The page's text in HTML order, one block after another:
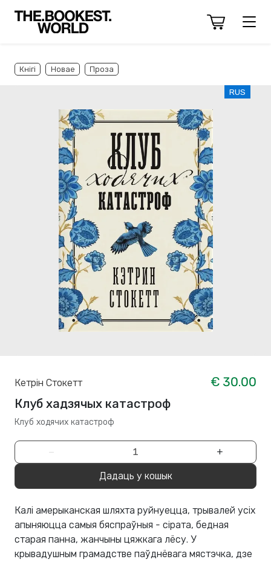
Кнігі Новае Проза
RUS
Кетрін Стокетт
€ 30.00
Клуб хадзячых катастроф
Клуб ходячих катастроф
− +
Дадаць у кошык
Калі амерыканская шляхта руйнуецца, трывалей усіх
апыняюцца самыя бяспраўныя - сірата, бедная
старая панна, жанчыны цяжкага лёсу. У
крывадушным грамадстве паўднёвага мястэчка, дзе